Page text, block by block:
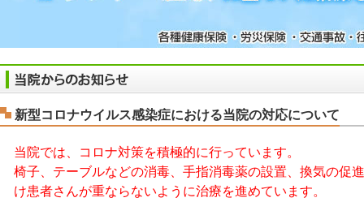
新型コロナウイルス感染症における当院の対応について
当院では、コロナ対策を積極的に行っています。
椅子、テーブルなどの消毒、手指消毒薬の設置、換気の促
け患者さんが重ならないように治療を進めています。